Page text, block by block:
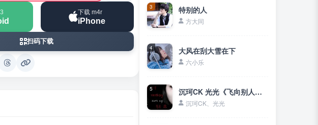
下载 m4r
iPhone
扫码下载
3 特别的人
方大同
4 大风在刮大雪在下
六小乐
5 沉珂CK 光光《飞向别人的床》无损
沉珂CK、光光